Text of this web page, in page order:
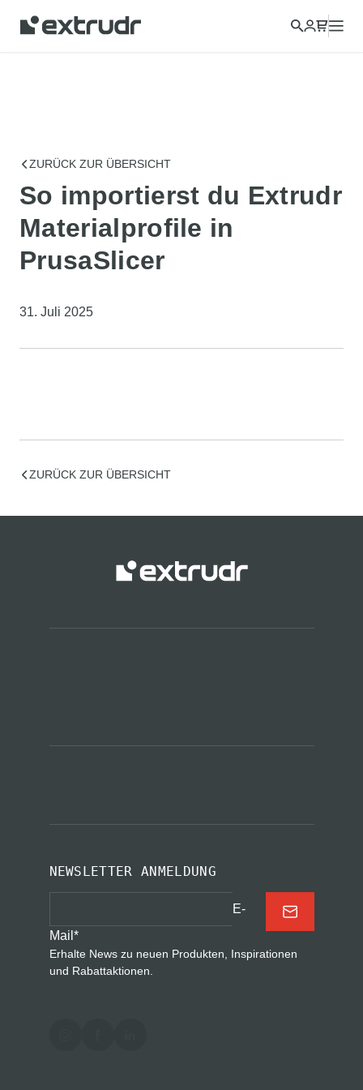
ZURÜCK ZUR ÜBERSICHT
So importierst du Extrudr
Materialprofile in
PrusaSlicer
31. Juli 2025
ZURÜCK ZUR ÜBERSICHT
NEWSLETTER ANMELDUNG
E-
Mail *
Erhalte News zu neuen Produkten, Inspirationen
und Rabattaktionen.